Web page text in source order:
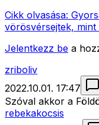
Cikk olvasása:
vörösvérsejtek, mint
Jelentkezz be a
zriboliv
2022.10.01. 17:47
Szóval akkor a
rebekakocsis